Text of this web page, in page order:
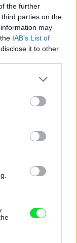
the further
parties on the
may
IAB’s List of
it to other
or more Google
may click to
party tags to
in below Google
37